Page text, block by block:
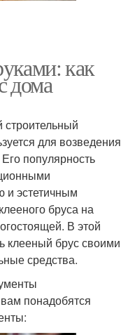
как
дома
для возведения
популярность
и эстетичным
бруса на
В этой
клееный брус своими
средства.
понадобятся